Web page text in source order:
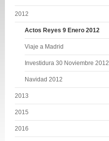
2012
Actos Reyes 9 Enero 2012
Viaje a Madrid
Investidura 30 Noviembre 2012
Navidad 2012
2013
2015
2016